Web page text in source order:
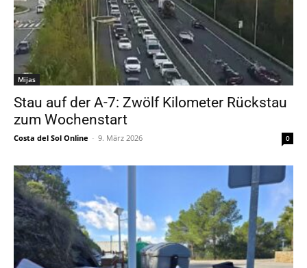
Mijas
Stau auf der A-7: Zwölf Kilometer Rückstau
zum Wochenstart
Costa del Sol Online - 9. März 2026 0